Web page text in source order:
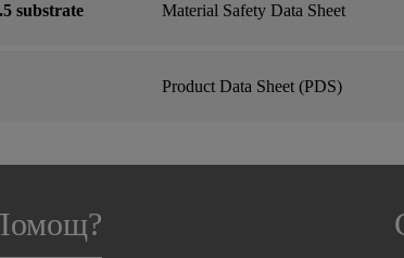
substrate Material Safety Data Sheet
Product Data Sheet (PDS)